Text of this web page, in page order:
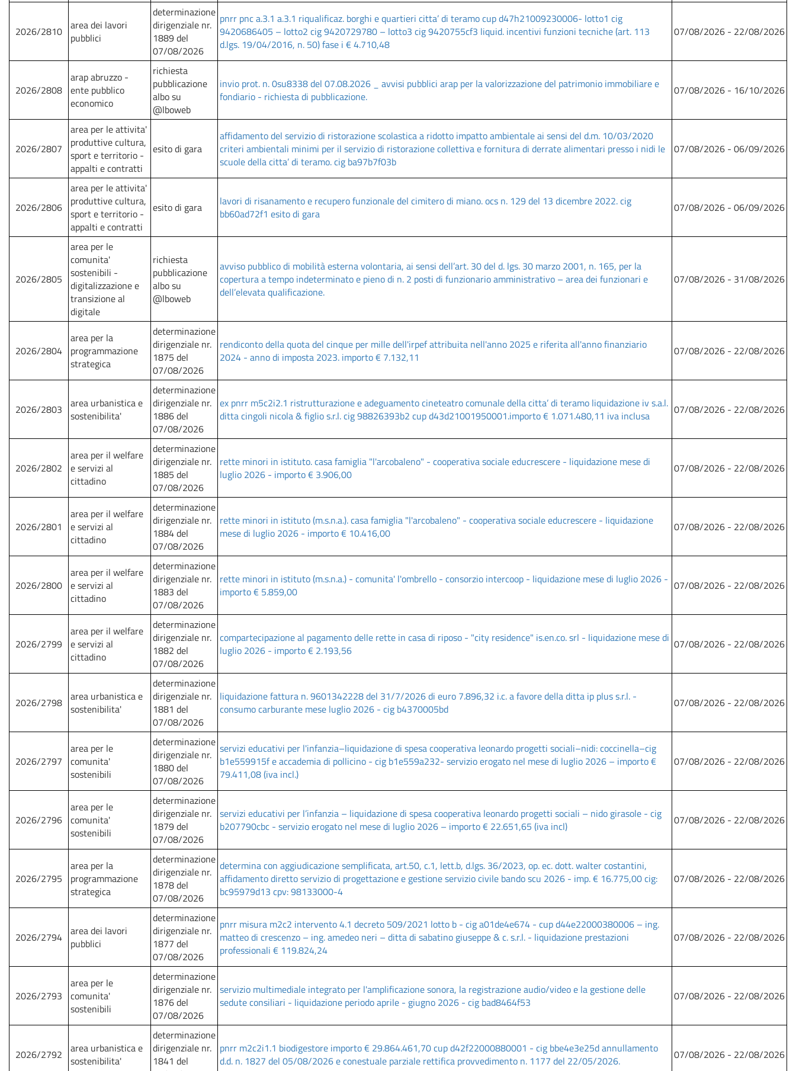
2026/2810 area dei lavori
pubblici
determinazione
dirigenziale nr.
1889 del
07/08/2026
pnrr pnc a.3.1 a.3.1 riqualificaz. borghi e quartieri citta’ di teramo cup d47h21009230006- lotto1 cig
9420686405 – lotto2 cig 9420729780 – lotto3 cig 9420755cf3 liquid. incentivi funzioni tecniche (art. 113
d.lgs. 19/04/2016, n. 50) fase i € 4.710,48
07/08/2026 - 22/08/2026
2026/2808
arap abruzzo -
ente pubblico
economico
richiesta
pubblicazione
albo su
@lboweb
invio prot. n. 0su8338 del 07.08.2026 _ avvisi pubblici arap per la valorizzazione del patrimonio immobiliare e
fondiario - richiesta di pubblicazione.
07/08/2026 - 16/10/2026
2026/2807
area per le attivita'
produttive cultura,
sport e territorio -
appalti e contratti
esito di gara
affidamento del servizio di ristorazione scolastica a ridotto impatto ambientale ai sensi del d.m. 10/03/2020
criteri ambientali minimi per il servizio di ristorazione collettiva e fornitura di derrate alimentari presso i nidi le
scuole della citta’ di teramo. cig ba97b7f03b
07/08/2026 - 06/09/2026
2026/2806
area per le attivita'
produttive cultura,
sport e territorio -
appalti e contratti
esito di gara
lavori di risanamento e recupero funzionale del cimitero di miano. ocs n. 129 del 13 dicembre 2022. cig
bb60ad72f1 esito di gara
07/08/2026 - 06/09/2026
2026/2805
area per le
comunita'
sostenibili -
digitalizzazione e
transizione al
digitale
richiesta
pubblicazione
albo su
@lboweb
avviso pubblico di mobilità esterna volontaria, ai sensi dell’art. 30 del d. lgs. 30 marzo 2001, n. 165, per la
copertura a tempo indeterminato e pieno di n. 2 posti di funzionario amministrativo – area dei funzionari e
dell’elevata qualificazione.
07/08/2026 - 31/08/2026
2026/2804
area per la
programmazione
strategica
determinazione
dirigenziale nr.
1875 del
07/08/2026
rendiconto della quota del cinque per mille dell'irpef attribuita nell'anno 2025 e riferita all'anno finanziario
2024 - anno di imposta 2023. importo € 7.132,11
07/08/2026 - 22/08/2026
2026/2803
area urbanistica e
sostenibilita'
determinazione
dirigenziale nr.
1886 del
07/08/2026
ex pnrr m5c2i2.1 ristrutturazione e adeguamento cineteatro comunale della citta’ di teramo liquidazione iv s.a.l.
ditta cingoli nicola & figlio s.r.l. cig 98826393b2 cup d43d21001950001.importo € 1.071.480,11 iva inclusa
07/08/2026 - 22/08/2026
2026/2802
area per il welfare
e servizi al
cittadino
determinazione
dirigenziale nr.
1885 del
07/08/2026
rette minori in istituto. casa famiglia "l'arcobaleno" - cooperativa sociale educrescere - liquidazione mese di
luglio 2026 - importo € 3.906,00
07/08/2026 - 22/08/2026
2026/2801
area per il welfare
e servizi al
cittadino
determinazione
dirigenziale nr.
1884 del
07/08/2026
rette minori in istituto (m.s.n.a.). casa famiglia "l'arcobaleno" - cooperativa sociale educrescere - liquidazione
mese di luglio 2026 - importo € 10.416,00
07/08/2026 - 22/08/2026
2026/2800
area per il welfare
e servizi al
cittadino
determinazione
dirigenziale nr.
1883 del
07/08/2026
rette minori in istituto (m.s.n.a.) - comunita' l'ombrello - consorzio intercoop - liquidazione mese di luglio 2026 -
importo € 5.859,00
07/08/2026 - 22/08/2026
2026/2799
area per il welfare
e servizi al
cittadino
determinazione
dirigenziale nr.
1882 del
07/08/2026
compartecipazione al pagamento delle rette in casa di riposo - "city residence" is.en.co. srl - liquidazione mese di
luglio 2026 - importo € 2.193,56
07/08/2026 - 22/08/2026
2026/2798 area urbanistica e
sostenibilita'
determinazione
dirigenziale nr.
1881 del
07/08/2026
liquidazione fattura n. 9601342228 del 31/7/2026 di euro 7.896,32 i.c. a favore della ditta ip plus s.r.l. -
consumo carburante mese luglio 2026 - cig b4370005bd
07/08/2026 - 22/08/2026
2026/2797
area per le
comunita'
sostenibili
determinazione
dirigenziale nr.
1880 del
07/08/2026
servizi educativi per l'infanzia–liquidazione di spesa cooperativa leonardo progetti sociali–nidi: coccinella–cig
b1e559915f e accademia di pollicino - cig b1e559a232- servizio erogato nel mese di luglio 2026 – importo €
79.411,08 (iva incl.)
07/08/2026 - 22/08/2026
2026/2796
area per le
comunita'
sostenibili
determinazione
dirigenziale nr.
1879 del
07/08/2026
servizi educativi per l’infanzia – liquidazione di spesa cooperativa leonardo progetti sociali – nido girasole - cig
b207790cbc - servizio erogato nel mese di luglio 2026 – importo € 22.651,65 (iva incl)
07/08/2026 - 22/08/2026
2026/2795
area per la
programmazione
strategica
determinazione
dirigenziale nr.
1878 del
07/08/2026
determina con aggiudicazione semplificata, art.50, c.1, lett.b, d.lgs. 36/2023, op. ec. dott. walter costantini,
affidamento diretto servizio di progettazione e gestione servizio civile bando scu 2026 - imp. € 16.775,00 cig:
bc95979d13 cpv: 98133000-4
07/08/2026 - 22/08/2026
2026/2794 area dei lavori
pubblici
determinazione
dirigenziale nr.
1877 del
07/08/2026
pnrr misura m2c2 intervento 4.1 decreto 509/2021 lotto b - cig a01de4e674 - cup d44e22000380006 – ing.
matteo di crescenzo – ing. amedeo neri – ditta di sabatino giuseppe & c. s.r.l. - liquidazione prestazioni
professionali € 119.824,24
07/08/2026 - 22/08/2026
2026/2793
area per le
comunita'
sostenibili
determinazione
dirigenziale nr.
1876 del
07/08/2026
servizio multimediale integrato per l'amplificazione sonora, la registrazione audio/video e la gestione delle
sedute consiliari - liquidazione periodo aprile - giugno 2026 - cig bad8464f53
07/08/2026 - 22/08/2026
2026/2792
area urbanistica e
sostenibilita'
determinazione
dirigenziale nr.
1841 del
pnrr m2c2i1.1 biodigestore importo € 29.864.461,70 cup d42f22000880001 - cig bbe4e3e25d annullamento
d.d. n. 1827 del 05/08/2026 e conestuale parziale rettifica provvedimento n. 1177 del 22/05/2026.
07/08/2026 - 22/08/2026